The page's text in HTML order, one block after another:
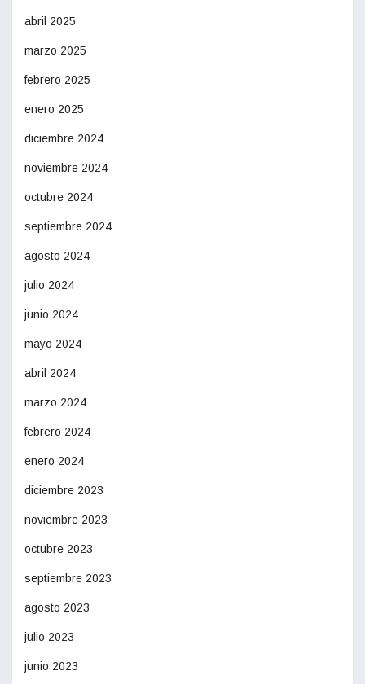
abril 2025
marzo 2025
febrero 2025
enero 2025
diciembre 2024
noviembre 2024
octubre 2024
septiembre 2024
agosto 2024
julio 2024
junio 2024
mayo 2024
abril 2024
marzo 2024
febrero 2024
enero 2024
diciembre 2023
noviembre 2023
octubre 2023
septiembre 2023
agosto 2023
julio 2023
junio 2023